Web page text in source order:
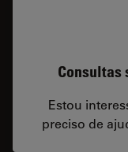
Consultas
Estou
preciso de